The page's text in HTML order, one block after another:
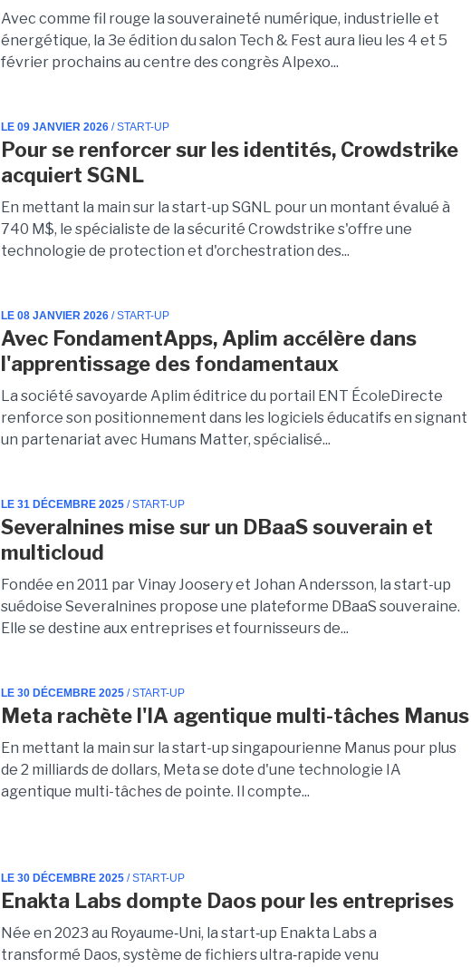
Avec comme fil rouge la souveraineté numérique, industrielle et
énergétique, la 3e édition du salon Tech & Fest aura lieu les 4 et 5
février prochains au centre des congrès Alpexo...
LE 09 JANVIER 2026 / START-UP
Pour se renforcer sur les identités, Crowdstrike
acquiert SGNL
En mettant la main sur la start-up SGNL pour un montant évalué à
740 M$, le spécialiste de la sécurité Crowdstrike s'offre une
technologie de protection et d'orchestration des...
LE 08 JANVIER 2026 / START-UP
Avec FondamentApps, Aplim accélère dans
l'apprentissage des fondamentaux
La société savoyarde Aplim éditrice du portail ENT ÉcoleDirecte
renforce son positionnement dans les logiciels éducatifs en signant
un partenariat avec Humans Matter, spécialisé...
LE 31 DÉCEMBRE 2025 / START-UP
Severalnines mise sur un DBaaS souverain et
multicloud
Fondée en 2011 par Vinay Joosery et Johan Andersson, la start-up
suédoise Severalnines propose une plateforme DBaaS souveraine.
Elle se destine aux entreprises et fournisseurs de...
LE 30 DÉCEMBRE 2025 / START-UP
Meta rachète l'IA agentique multi-tâches Manus
En mettant la main sur la start-up singapourienne Manus pour plus
de 2 milliards de dollars, Meta se dote d'une technologie IA
agentique multi-tâches de pointe. Il compte...
LE 30 DÉCEMBRE 2025 / START-UP
Enakta Labs dompte Daos pour les entreprises
Née en 2023 au Royaume‑Uni, la start‑up Enakta Labs a
transformé Daos, système de fichiers ultra‑rapide venu